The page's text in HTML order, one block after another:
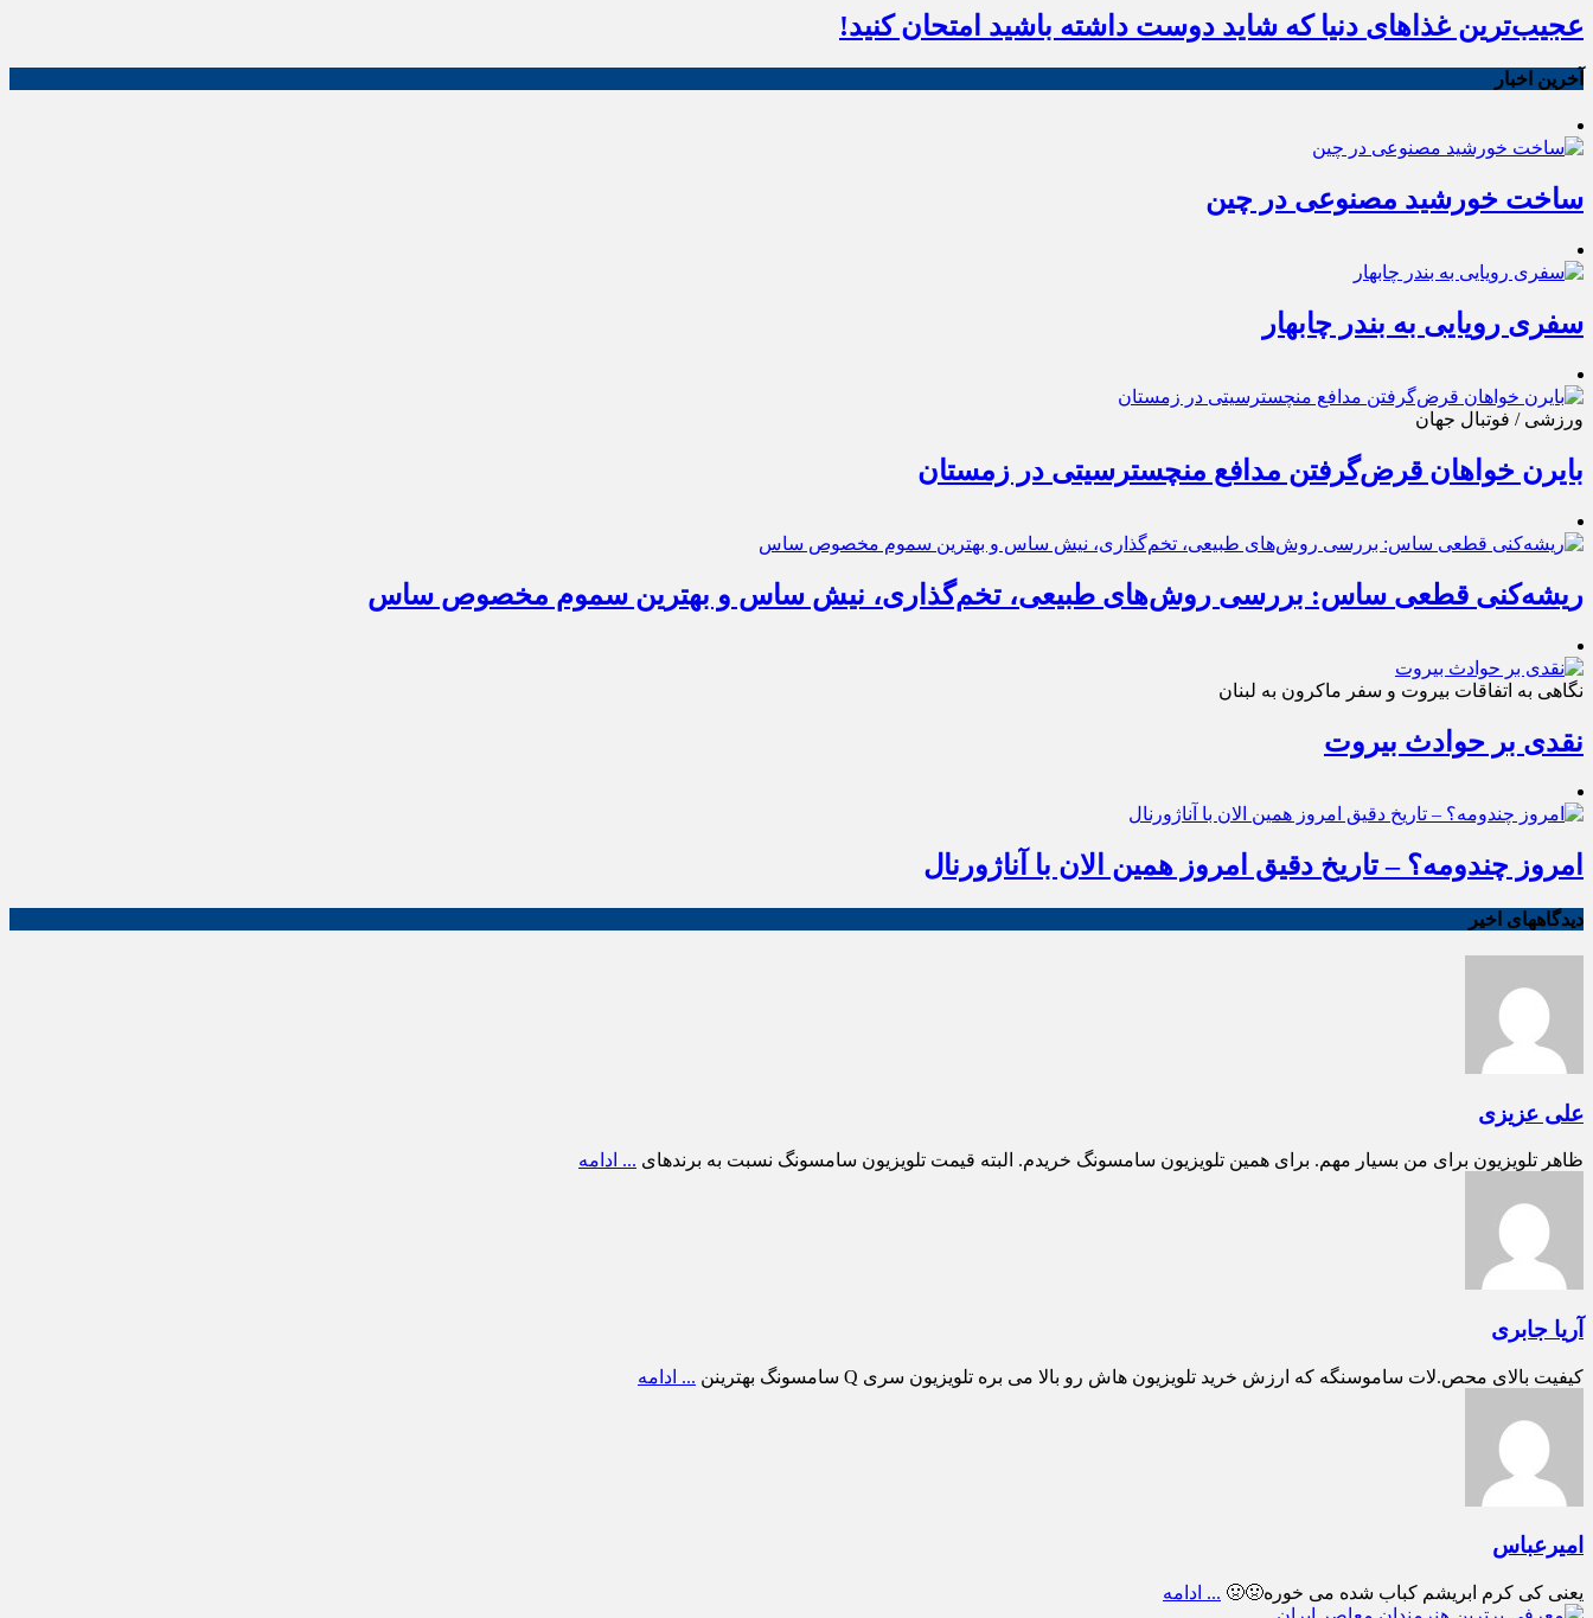
عجیب‌ترین غذاهای دنیا که شاید دوست داشته باشید امتحان کنید!
آخرین اخبار
ساخت خورشید مصنوعی در چین
سفری رویایی به بندر چابهار
ورزشی / فوتبال جهان
بایرن خواهان قرض‌گرفتن مدافع منچسترسیتی در زمستان
ریشه‌کنی قطعی ساس: بررسی روش‌های طبیعی، تخم‌گذاری، نیش ساس و بهترین سموم مخصوص ساس
نگاهی به اتفاقات بیروت و سفر ماکرون به لبنان
نقدی بر حوادث بیروت
امروز چندومه؟ – تاریخ دقیق امروز همین الان با آناژورنال
دیدگاههای اخیر
علی عزیزی
ظاهر تلویزیون برای من بسیار مهم. برای همین تلویزیون سامسونگ خریدم. البته قیمت تلویزیون سامسونگ نسبت به برندهای ... ادامه
آریا جابری
کیفیت بالای محص.لات ساموسنگه که ارزش خرید تلویزیون هاش رو بالا می بره تلویزیون سری Q سامسونگ بهترینن ... ادامه
امیرعباس
یعنی کی کرم ابریشم کباب شده می خوره🤢🤢 ... ادامه